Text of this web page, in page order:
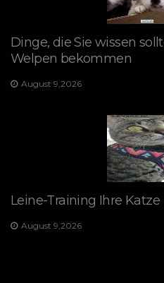
Dinge, die Sie wissen
Welpen bekommen
August 9,2026
Leine-Training Ihre Katze
August 9,2026